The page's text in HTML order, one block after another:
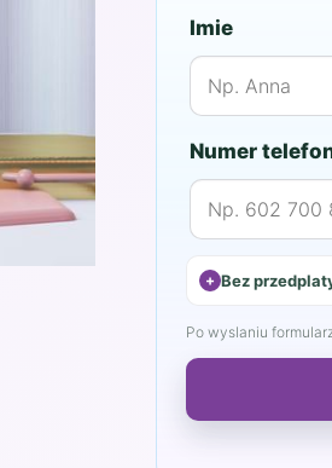
Imie
Numer
Bez
Po wyslaniu